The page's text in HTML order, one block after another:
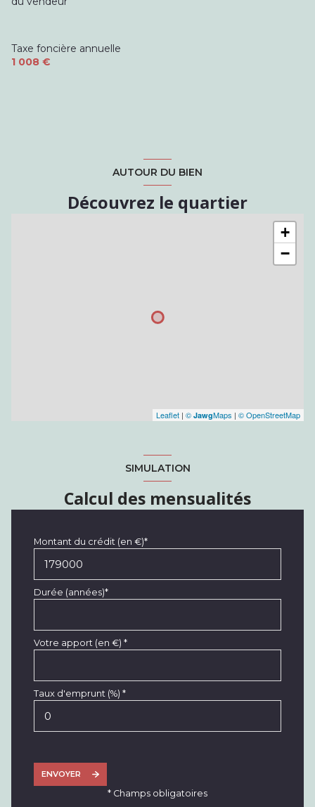
Taxe foncière annuelle
1 008 €
AUTOUR DU BIEN
Découvrez le quartier
+
−
Leaflet | © JawgMaps | © OpenStreetMap
SIMULATION
Calcul des mensualités
Montant du crédit (en €)*
Durée (années)*
Votre apport (en €) *
Taux d'emprunt (%) *
ENVOYER
* Champs obligatoires